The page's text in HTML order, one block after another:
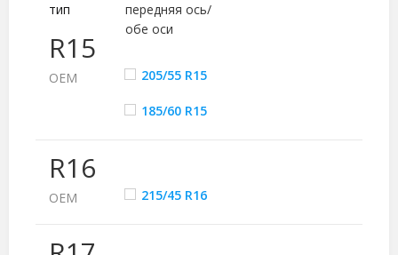
R15
тип
передняя ось/
обе оси
ОЕМ 205/55 R15
185/60 R15
R16
ОЕМ 215/45 R16